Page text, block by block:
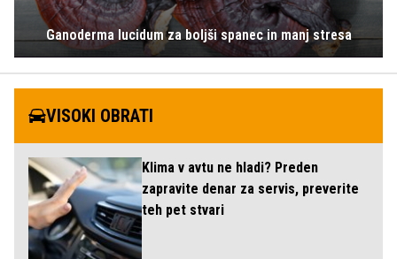
Ganoderma lucidum za boljši spanec in manj stresa
VISOKI OBRATI
Klima v avtu ne hladi? Preden
zapravite denar za servis, preverite
teh pet stvari